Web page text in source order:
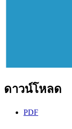
ดาวน์โหลด
PDF